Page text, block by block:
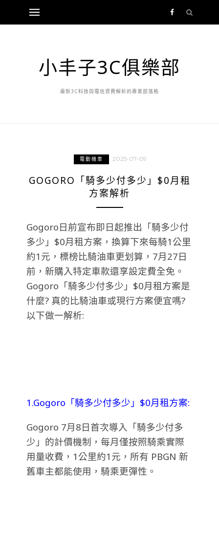
小丰子3C俱樂部
最新3C科技與電信資費解析的專業部落格
電動機車 2025-07-09
GOGORO「騎多少付多少」$0月租
方案解析
Gogoro日前宣布即日起推出「騎多少付
多少」$0月租方案，換算下來每騎1公里
約1元，標榜比騎油車更划算，7月27日
前，新購入特定車款還享設定費全免。
Gogoro「騎多少付多少」$0月租方案是
什麼? 真的比騎油車或現行方案便宜嗎?
以下做一解析:
1.Gogoro「騎多少付多少」$0月租方案:
Gogoro 7月8日首次導入「騎多少付多
少」的計價機制，每月僅按照騎乘實際
用量收費，1公里約1元，所有 PBGN 新
舊車主都能使用，騎乘更彈性。